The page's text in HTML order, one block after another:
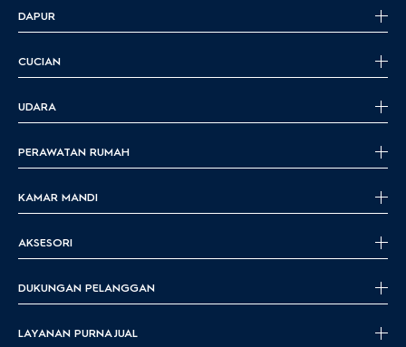
DAPUR
CUCIAN
UDARA
PERAWATAN RUMAH
KAMAR MANDI
AKSESORI
DUKUNGAN PELANGGAN
LAYANAN PURNA JUAL